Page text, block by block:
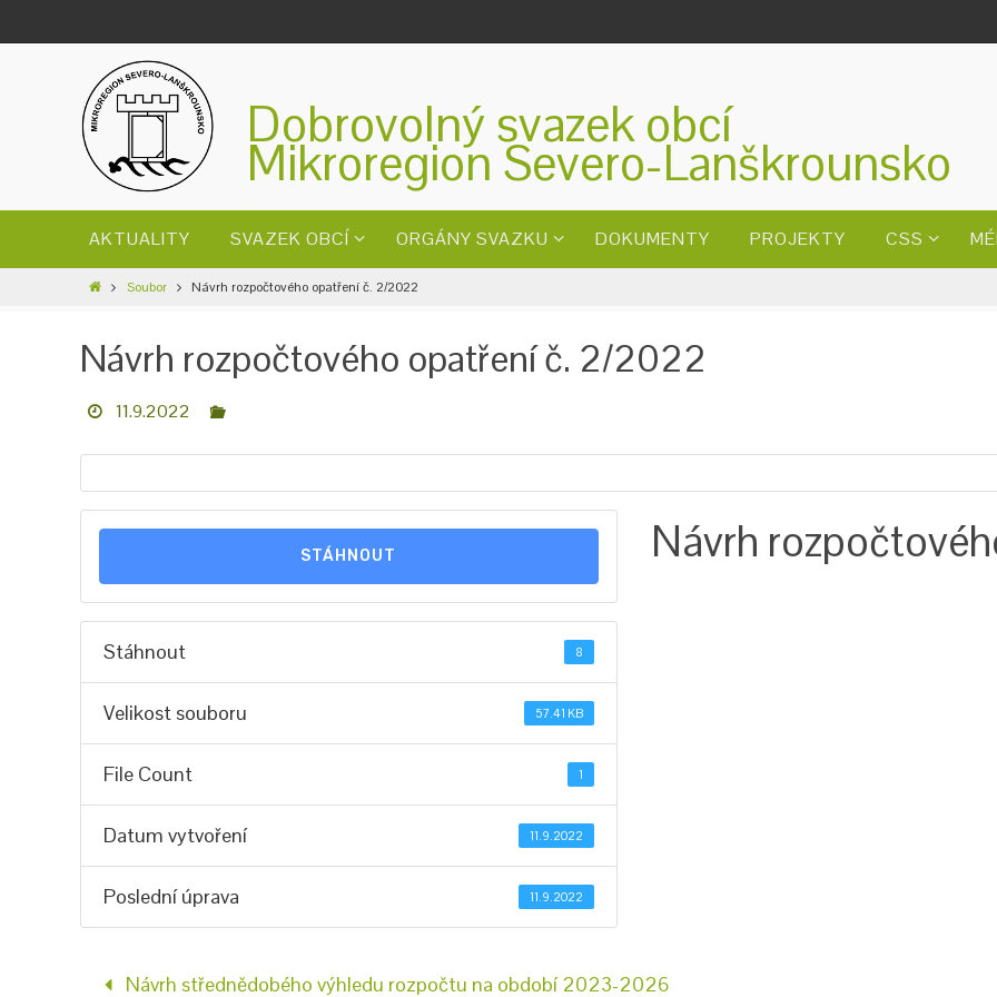
Dobrovolný svazek obcí
Mikroregion Severo-Lanškrounsko
AKTUALITY SVAZEK OBCÍ ORGÁNY SVAZKU DOKUMENTY PROJEKTY CSS
Soubor Návrh rozpočtového opatření č. 2/2022
Návrh rozpočtového opatření č. 2/2022
11.9.2022
STÁHNOUT
Stáhnout 8
Velikost souboru 57.41 KB
File Count 1
Datum vytvoření 11.9.2022
Poslední úprava 11.9.2022
Návrh
Návrh střednědobého výhledu rozpočtu na období 2023-2026